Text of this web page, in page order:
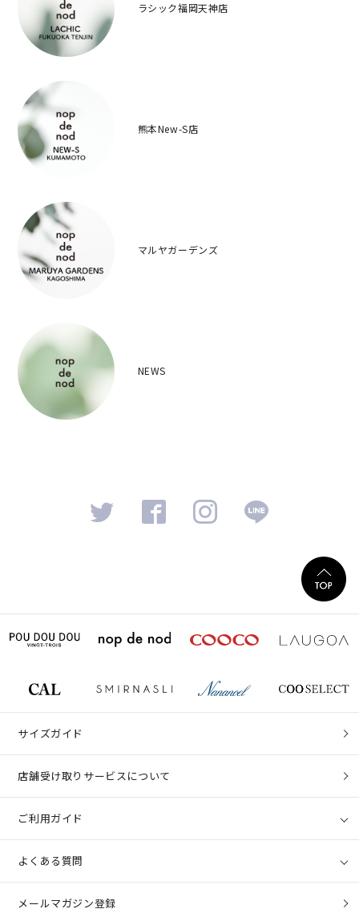
ラシック福岡天神店
熊本New-S店
マルヤガーデンズ
NEWS
サイズガイド
店舗受け取りサービスについて
ご利用ガイド
よくある質問
メールマガジン登録